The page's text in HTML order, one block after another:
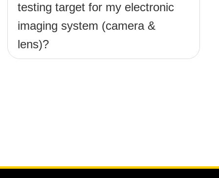
testing target for my electronic
imaging system (camera &
lens)?